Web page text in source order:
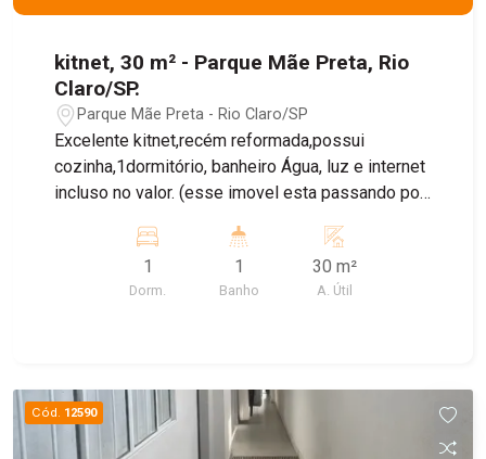
kitnet, 30 m² - Parque Mãe Preta, Rio
Claro/SP.
Parque Mãe Preta - Rio Claro/SP
Excelente kitnet,recém reformada,possui
cozinha,1dormitório, banheiro Água, luz e internet
incluso no valor. (esse imovel esta passando por
gabinete, e pintar)
1
Dorm.
1
Banho
30 m²
A. Útil
Cód. 12590